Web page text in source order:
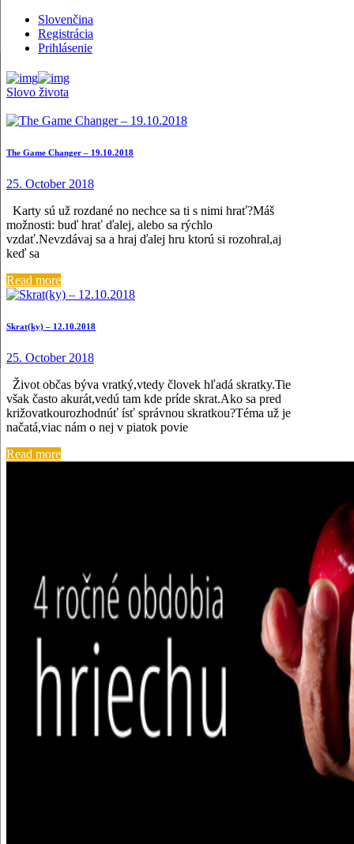
Slovenčina
Registrácia
Prihlásenie
Slovo života
The Game Changer – 19.10.2018
25. October 2018
Karty sú už rozdané no nechce sa ti s nimi hrať?Máš
možnosti: buď hrať ďalej, alebo sa rýchlo
vzdať.Nevzdávaj sa a hraj ďalej hru ktorú si rozohral,aj
keď sa
Read more
Skrat(ky) – 12.10.2018
25. October 2018
Život občas býva vratký,vtedy človek hľadá skratky.Tie
však často akurát,vedú tam kde príde skrat.Ako sa pred
križovatkourozhodnúť ísť správnou skratkou?Téma už je
načatá,viac nám o nej v piatok povie
Read more